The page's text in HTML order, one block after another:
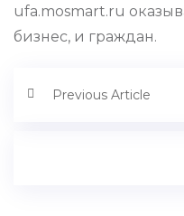
ufa.mosmart.ru
бизнес, и граждан.
Previous Article